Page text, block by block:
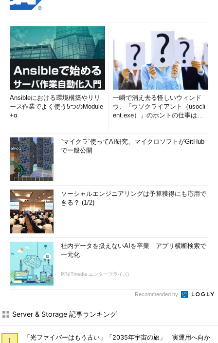
Ansibleにおける環境構築やリリ
ース作業でよく使う5つのModule
+α
一瞬で消え去る怪しいウィンド
ウ、「ウソクライアント（usocli
ent.exe）」のホントの仕事は？
“マイクラ”使ってAI研究、マイクロソフトがGitHub
で一般公開
ソーシャルエンジニアリングは予算獲得にも応用で
きる？ (1/2)
社内データを扱えないAIを卒業 アプリ横断検索で
一元化
PR(ITmedia エンタープライズ)
Recommended by
Server & Storage 記事ランキング
「光ファイバーはもう古い」「2035年宇宙の旅」 実運用へ向か